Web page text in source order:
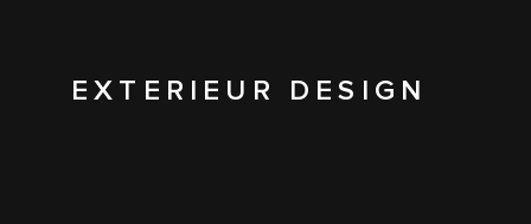
EXTERIEUR DESIGN